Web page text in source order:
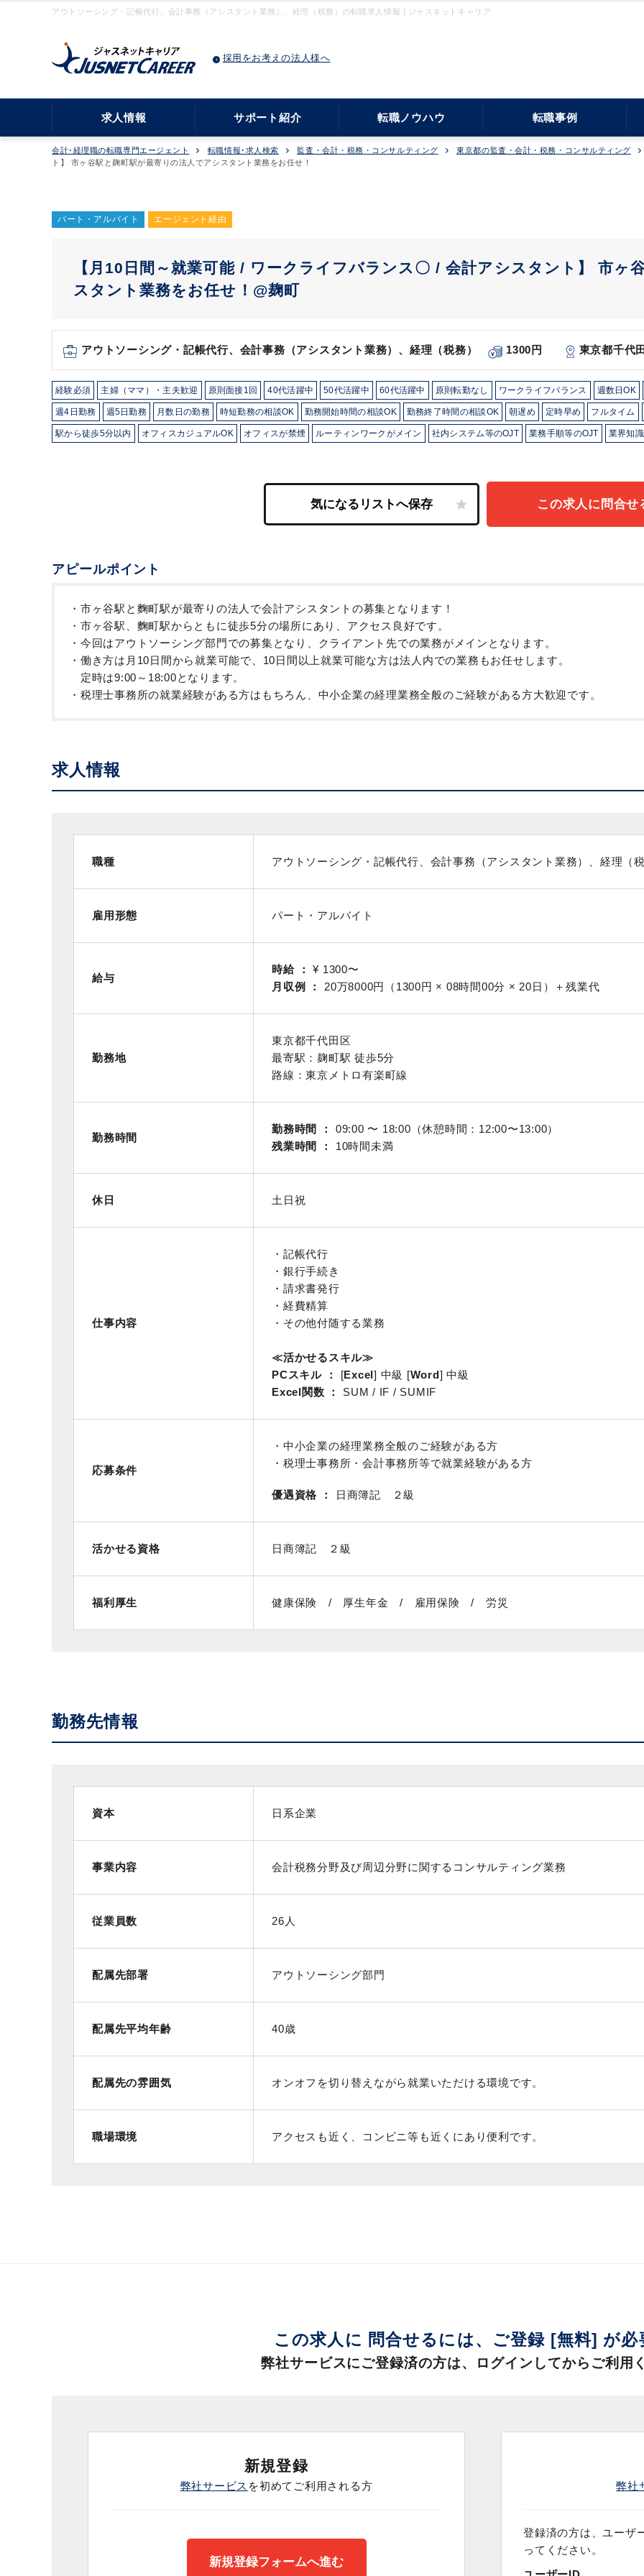
アウトソーシング・記帳代行、会計事務（アシスタント業務）、経理（税務）の転職求人情報 | ジャスネットキャリア
採用をお考えの法人様へ
求人情報 サポート紹介 転職ノウハウ 転職事例
会計･経理職の転職専門エージェント 転職情報･求人検索 監査・会計・税務・コンサルティング
東京都の監査・会計・税務・コンサルティング
ト】 市ヶ谷駅と麹町駅が最寄りの法人でアシスタント業務をお任せ！
パート・アルバイト エージェント経由
【月10日間～就業可能 / ワークライフバランス〇 / 会計アシスタント】 市ヶ
スタント業務をお任せ！@麹町
アウトソーシング・記帳代行、会計事務（アシスタント業務）、経理（税務） 1300円 東京都千代
経験必須 主婦（ママ）・主夫歓迎 原則面接1回 40代活躍中 50代活躍中 60代活躍中 原則転勤なし ワークライフバランス 週数日OK
週4日勤務 週5日勤務 月数日の勤務 時短勤務の相談OK 勤務開始時間の相談OK 勤務終了時間の相談OK 朝遅め 定時早め フルタイム
駅から徒歩5分以内 オフィスカジュアルOK オフィスが禁煙 ルーティンワークがメイン 社内システム等のOJT 業務手順等のOJT 業界知
この求人に問合せ
アピールポイント
・市ヶ谷駅と麴町駅が最寄りの法人で会計アシスタントの募集となります！
・市ヶ谷駅、麴町駅からともに徒歩5分の場所にあり、アクセス良好です。
・今回はアウトソーシング部門での募集となり、クライアント先での業務がメインとなります。
・働き方は月10日間から就業可能で、10日間以上就業可能な方は法人内での業務もお任せします。
定時は9:00～18:00となります。
・税理士事務所の就業経験がある方はもちろん、中小企業の経理業務全般のご経験がある方大歓迎です。
求人情報
職種 アウトソーシング・記帳代行、会計事務（アシスタント業務）、経理（
雇用形態 パート・アルバイト
給与
時給
¥ 1300〜
月収例
20万8000円（1300円 × 08時間00分 × 20日）＋残業代
勤務地
東京都千代田区
最寄駅：麹町駅 徒歩5分
路線：東京メトロ有楽町線
勤務時間
勤務時間
09:00 〜 18:00（休憩時間：12:00〜13:00）
残業時間
10時間未満
休日 土日祝
仕事内容
・記帳代行
・銀行手続き
・請求書発行
・経費精算
・その他付随する業務
≪活かせるスキル≫
PCスキル
[Excel] 中級 [Word] 中級
Excel関数
SUM / IF / SUMIF
応募条件
・中小企業の経理業務全般のご経験がある方
・税理士事務所・会計事務所等で就業経験がある方
優遇資格 日商簿記 ２級
活かせる資格 日商簿記 ２級
福利厚生 健康保険 / 厚生年金 / 雇用保険 / 労災
勤務先情報
資本 日系企業
事業内容 会計税務分野及び周辺分野に関するコンサルティング業務
従業員数 26人
配属先部署 アウトソーシング部門
配属先平均年齢 40歳
配属先の雰囲気 オンオフを切り替えながら就業いただける環境です。
職場環境 アクセスも近く、コンビニ等も近くにあり便利です。
この求人に 問合せるには、 ご登録 [無料] が必
弊社サービスにご登録済の方は、 ログインしてからご利用
新規登録
弊社サービス を初めてご利用される方 弊社
登録済の方は、ユーザ
ってください。